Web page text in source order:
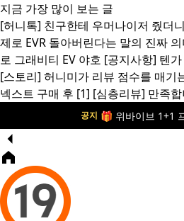
지금 가장 많이 보는 글
[허니톡] 친구한테 우머나이저 줬더니
제로 EVR 돌아버린다는 말의 진짜 의
로 그래비티 EV 야호 [공지사항] 텐
[스토리] 허니미가 리뷰 점수를 매기
넥스트 구매 후 [1] [심층리뷰] 만족
공지 🎁 위바이브 1+1